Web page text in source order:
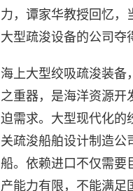
力，谭家华教授回忆，
大型疏浚设备的公司夺
海上大型绞吸疏浚装备
之重器，是海洋资源开
迫需求。大型现代化的
关疏浚船舶设计制造公
船。依赖进口不仅需要
产能力有限，不能满足